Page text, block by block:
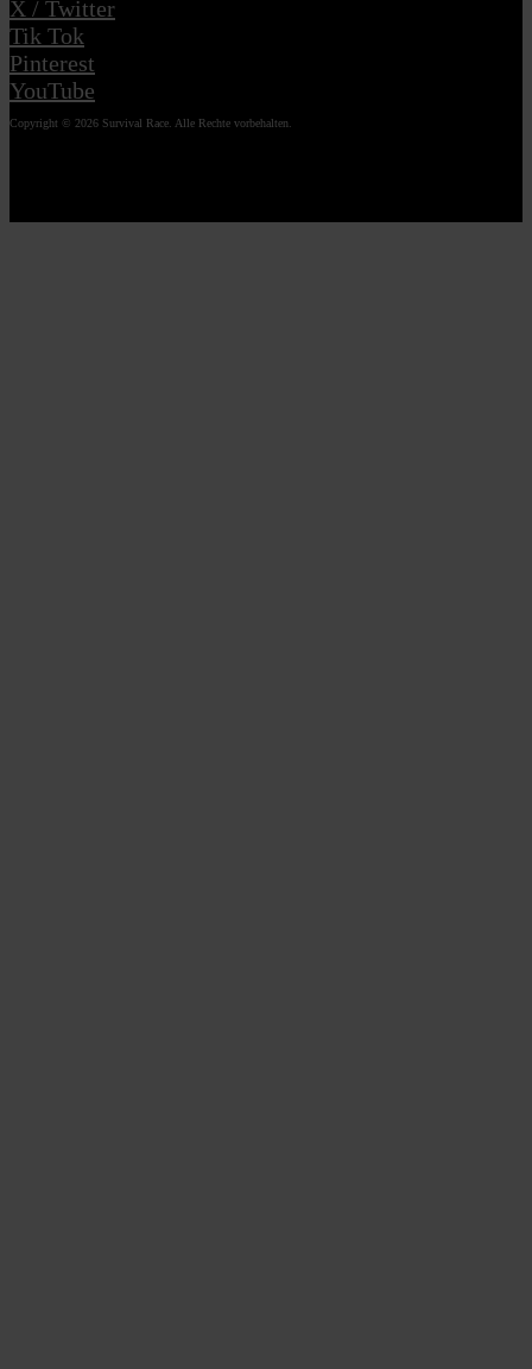
X / Twitter
Tik Tok
Pinterest
YouTube
Copyright © 2026 Survival Race. Alle Rechte vorbehalten.